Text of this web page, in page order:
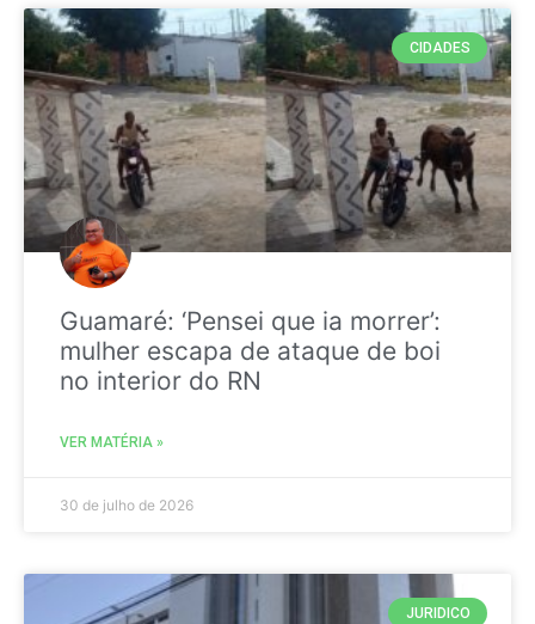
CIDADES
Guamaré: ‘Pensei que ia morrer’:
mulher escapa de ataque de boi
no interior do RN
VER MATÉRIA »
30 de julho de 2026
JURIDICO